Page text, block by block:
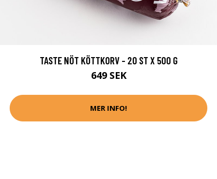
TASTE NÖT KÖTTKORV - 20 ST X 500 G
649 SEK
MER INFO!